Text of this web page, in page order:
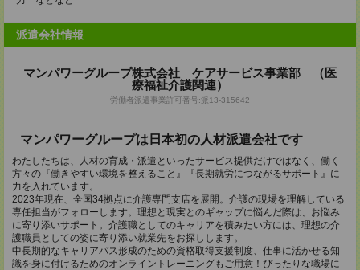
派遣会社情報
マンパワーグループ株式会社 ケアサービス事業部 （医
療福祉介護関連）
労働者派遣事業許可番号:派13-315642
マンパワーグループは日本初の人材派遣会社です
わたしたちは、人材の育成・派遣といったサービス提供だけではなく、働く
方々の『働きやすい環境を整えること』『長期就労につながるサポート』に
力を入れています。
2023年現在、全国34拠点に介護専門支店を展開。介護の現場を理解している
専任担当がフォローします。理想と現実とのギャップに悩んだ際は、お悩み
に寄り添いサポート。介護職としてのキャリアを積みたい方には、理想の介
護職員としての姿に寄り添い就業先をお探しします。
中長期的なキャリアパス形成のための資格取得支援制度、仕事に活かせる知
識を身に付けるためのオンライントレーニングもご用意！ぴったりな職場に